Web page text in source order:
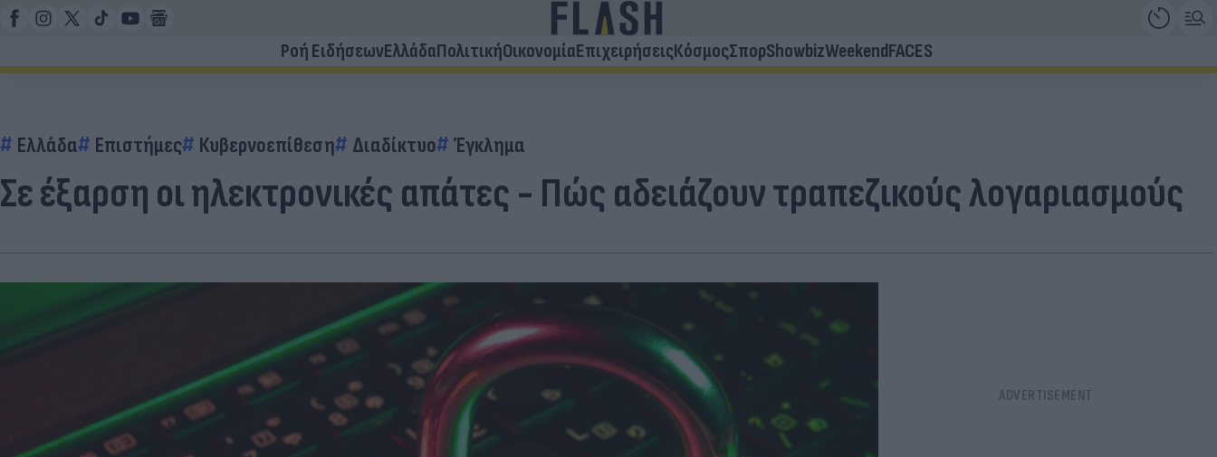
Ροή ΕιδήσεωνΕλλάδαΠολιτικήΟικονομίαΕπιχειρήσειςΚόσμοςΣπορShowbizWeekendFACES
Ελλάδα Επιστήμες Κυβερνοεπίθεση Διαδίκτυο Έγκλημα
Σε έξαρση οι ηλεκτρονικές απάτες - Πώς αδειάζουν τραπεζικούς λογαριασμούς